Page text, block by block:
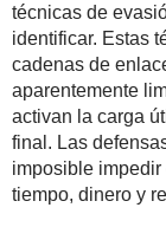
técnicas de
identificar. Estas
cadenas de
aparentemente
activan la carga
final. Las
imposible
tiempo, dinero y